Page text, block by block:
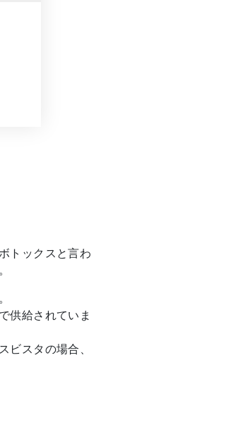
トックスと言わ
供給されていま
スタの場合、